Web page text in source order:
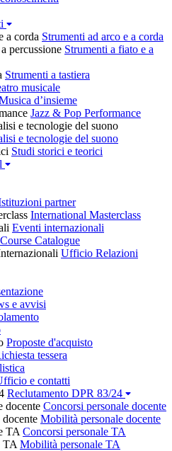
a corda Strumenti ad arco e a corda
percussione Strumenti a fiato e a
Strumenti a tastiera
musicale
d’insieme
Jazz & Pop Performance
e tecnologie del suono
e tecnologie del suono
Studi storici e teorici
partner
International Masterclass
Eventi internazionali
Course Catalogue
Ufficio Relazioni
e avvisi
Proposte d'acquisto
tessera
e contatti
Reclutamento DPR 83/24
docente Concorsi personale docente
Mobilità personale docente
TA Concorsi personale TA
TA Mobilità personale TA